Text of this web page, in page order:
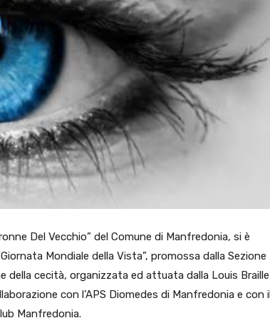
Del Vecchio” del Comune di Manfredonia, si è
Mondiale della Vista”, promossa dalla Sezione
della cecità, organizzata ed attuata dalla Louis Braille
con l’APS Diomedes di Manfredonia e con il
Manfredonia.